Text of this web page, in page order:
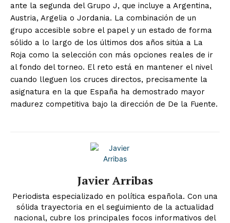
ante la segunda del Grupo J, que incluye a Argentina,
Austria, Argelia o Jordania. La combinación de un
grupo accesible sobre el papel y un estado de forma
sólido a lo largo de los últimos dos años sitúa a La
Roja como la selección con más opciones reales de ir
al fondo del torneo. El reto está en mantener el nivel
cuando lleguen los cruces directos, precisamente la
asignatura en la que España ha demostrado mayor
madurez competitiva bajo la dirección de De la Fuente.
Javier Arribas
Periodista especializado en política española. Con una
sólida trayectoria en el seguimiento de la actualidad
nacional, cubre los principales focos informativos del